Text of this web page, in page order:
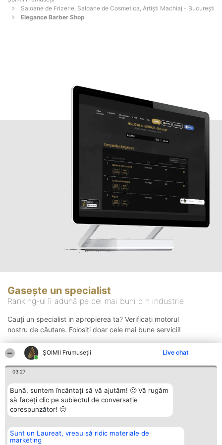
ȘOIMII Frumuseții Live chat
03:27
Bună, suntem încântați să vă ajutăm! 🙂 Vă rugăm
să faceți clic pe subiectul de conversație
corespunzător! 🙂
Sunt un Laureat, vreau să ridic materiale de
marketing
Saloane de Frizerie, Saloane de Cosmetica, Artiști Machiaj - Bucureşti
Elegance Barber Shop
Gasește un specialist
Ranking-ul îi adună pe cei mai buni din industrie
Cauți un specialist in apropierea ta? Verificați motorul
nostru de căutare. Folosiți doar cele mai bune servicii!
Organizator Ranking
BRIGHT SOLUTIONS BR SRL
Plebiscyt Contact